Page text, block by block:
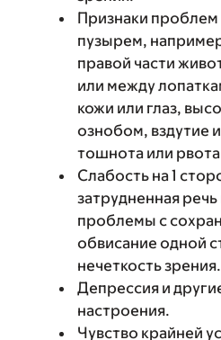
Признаки
пузырем,
правой части
или между
кожи или глаз,
ознобом, вздутие
тошнота или
Слабость на 1
затрудненная
проблемы с
обвисание одной
нечеткость зрения.
Депрессия и
настроения.
Чувство крайней